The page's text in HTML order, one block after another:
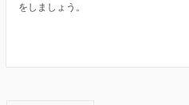
をしましょう。